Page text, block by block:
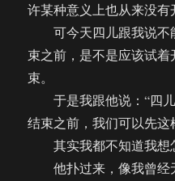
许某种意义上也从来没有
可今天四儿跟我说不
束之前，是不是应该试
束。
于是我跟他说：“四儿
结束之前，我们可以先这
其实我都不知道我想
他扑过来，像我曾经